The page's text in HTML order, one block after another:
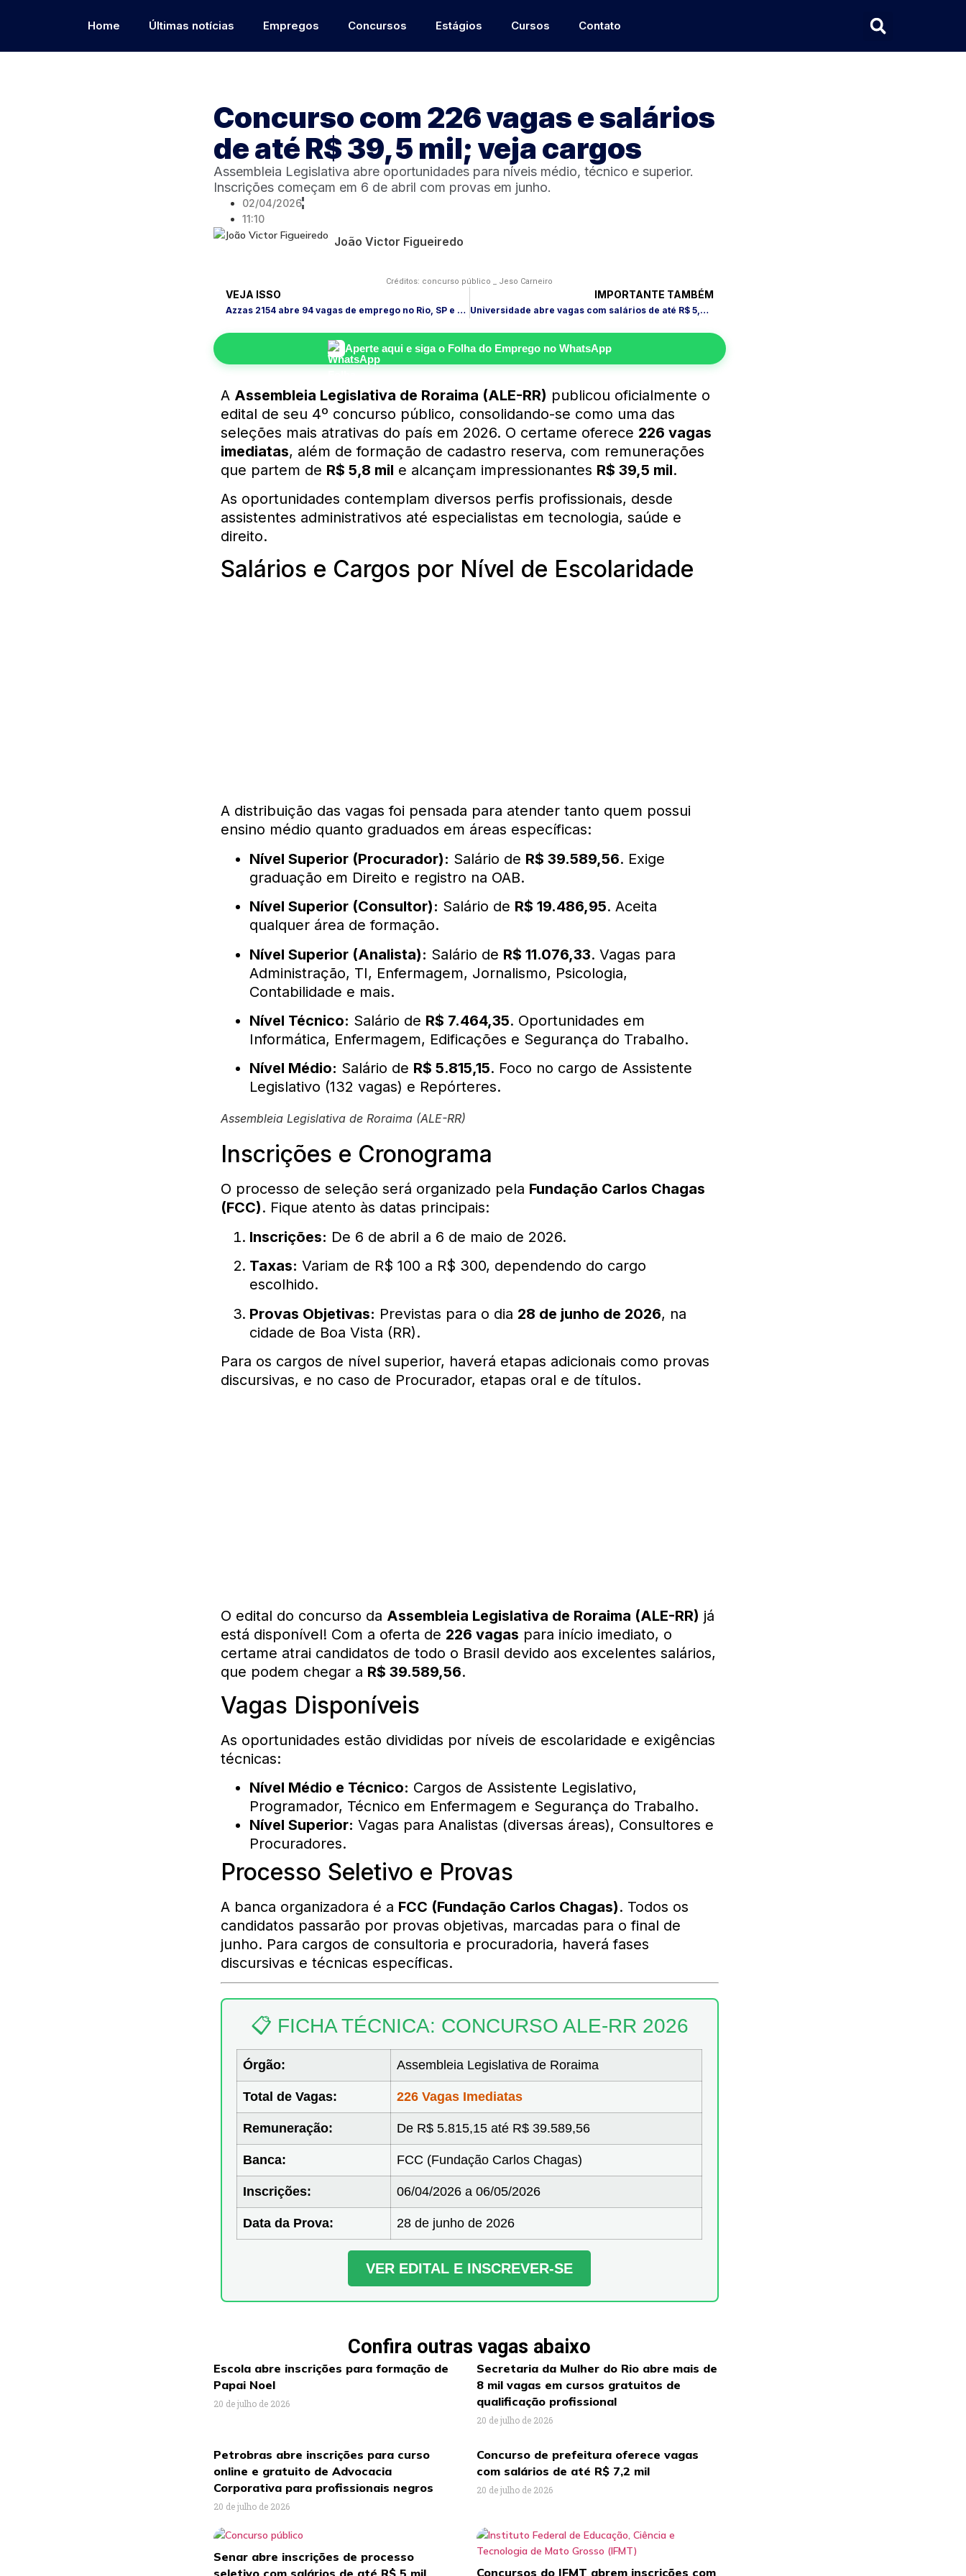
Home Últimas notícias Empregos Concursos Estágios Cursos Contato
Concurso com 226 vagas e salários
de até R$ 39,5 mil; veja cargos
Assembleia Legislativa abre oportunidades para níveis médio, técnico e superior.
Inscrições começam em 6 de abril com provas em junho.
02/04/2026
11:10
João Victor Figueiredo
Créditos: concurso público _ Jeso Carneiro
VEJA ISSO
Azzas 2154 abre 94 vagas de emprego no Rio, SP e mais cidades; veja como trabalhar no maior grupo de moda do Brasil
IMPORTANTE TAMBÉM
Universidade abre vagas com salários de até R$ 5,2 mil; veja cargos e como se inscrever
Aperte aqui e siga o Folha do Empregono WhatsApp
A Assembleia Legislativa de Roraima (ALE-RR) publicou oficialmente o
edital de seu 4º concurso público, consolidando-se como uma das
seleções mais atrativas do país em 2026. O certame oferece 226 vagas
imediatas, além de formação de cadastro reserva, com remunerações
que partem de R$ 5,8 mil e alcançam impressionantes R$ 39,5 mil.
As oportunidades contemplam diversos perfis profissionais, desde
assistentes administrativos até especialistas em tecnologia, saúde e
direito.
Salários e Cargos por Nível de Escolaridade
A distribuição das vagas foi pensada para atender tanto quem possui
ensino médio quanto graduados em áreas específicas:
Nível Superior (Procurador): Salário de R$ 39.589,56. Exige
graduação em Direito e registro na OAB.
Nível Superior (Consultor): Salário de R$ 19.486,95. Aceita
qualquer área de formação.
Nível Superior (Analista): Salário de R$ 11.076,33. Vagas para
Administração, TI, Enfermagem, Jornalismo, Psicologia,
Contabilidade e mais.
Nível Técnico: Salário de R$ 7.464,35. Oportunidades em
Informática, Enfermagem, Edificações e Segurança do Trabalho.
Nível Médio: Salário de R$ 5.815,15. Foco no cargo de Assistente
Legislativo (132 vagas) e Repórteres.
Assembleia Legislativa de Roraima (ALE-RR)
Inscrições e Cronograma
O processo de seleção será organizado pela Fundação Carlos Chagas
(FCC). Fique atento às datas principais:
Inscrições: De 6 de abril a 6 de maio de 2026.
Taxas: Variam de R$ 100 a R$ 300, dependendo do cargo
escolhido.
Provas Objetivas: Previstas para o dia 28 de junho de 2026, na
cidade de Boa Vista (RR).
Para os cargos de nível superior, haverá etapas adicionais como provas
discursivas, e no caso de Procurador, etapas oral e de títulos.
O edital do concurso da Assembleia Legislativa de Roraima (ALE-RR) já
está disponível! Com a oferta de 226 vagas para início imediato, o
certame atrai candidatos de todo o Brasil devido aos excelentes salários,
que podem chegar a R$ 39.589,56.
Vagas Disponíveis
As oportunidades estão divididas por níveis de escolaridade e exigências
técnicas:
Nível Médio e Técnico: Cargos de Assistente Legislativo,
Programador, Técnico em Enfermagem e Segurança do Trabalho.
Nível Superior: Vagas para Analistas (diversas áreas), Consultores e
Procuradores.
Processo Seletivo e Provas
A banca organizadora é a FCC (Fundação Carlos Chagas). Todos os
candidatos passarão por provas objetivas, marcadas para o final de
junho. Para cargos de consultoria e procuradoria, haverá fases
discursivas e técnicas específicas.
📋 FICHA TÉCNICA: CONCURSO ALE-RR 2026
Órgão: Assembleia Legislativa de Roraima
Total de Vagas: 226 Vagas Imediatas
Remuneração: De R$ 5.815,15 até R$ 39.589,56
Banca: FCC (Fundação Carlos Chagas)
Inscrições: 06/04/2026 a 06/05/2026
Data da Prova: 28 de junho de 2026
VER EDITAL E INSCREVER-SE
Confira outras vagas abaixo
Escola abre inscrições para formação de
Papai Noel
20 de julho de 2026
Secretaria da Mulher do Rio abre mais de
8 mil vagas em cursos gratuitos de
qualificação profissional
20 de julho de 2026
Petrobras abre inscrições para curso
online e gratuito de Advocacia
Corporativa para profissionais negros
20 de julho de 2026
Concurso de prefeitura oferece vagas
com salários de até R$ 7,2 mil
20 de julho de 2026
Senar abre inscrições de processo
Concursos do IFMT abrem inscrições com